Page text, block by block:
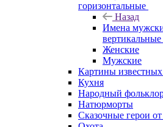
горизонтальные
Назад
Имена
Женские
Мужские
Картины
Кухня
Народный
Натюрморты
Сказочные герои